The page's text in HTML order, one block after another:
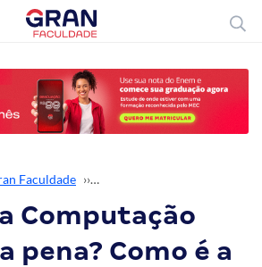
Faculdade ›› Graduação EAD
Computação
pena? Como é a